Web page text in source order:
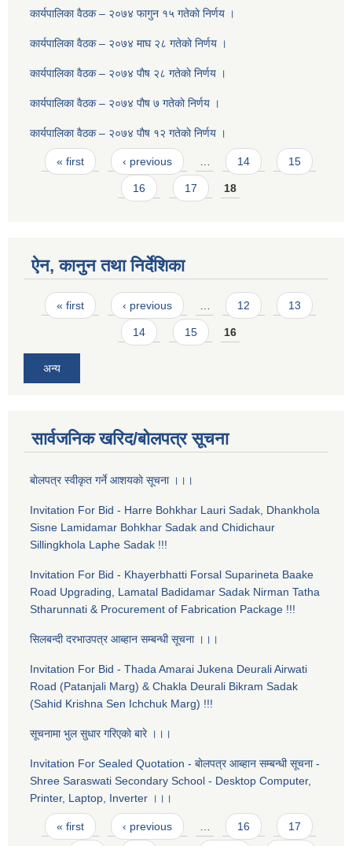
कार्यपालिका वैठक – २०७४ फागुन १५ गतेकाे निर्णय ।
कार्यपालिका वैठक – २०७४ माघ २८ गतेकाे निर्णय ।
कार्यपालिका वैठक – २०७४ पाैष २८ गतेकाे निर्णय ।
कार्यपालिका वैठक – २०७४ पाैष ७ गतेकाे निर्णय ।
कार्यपालिका वैठक – २०७४ पाैष १२ गतेकाे निर्णय ।
Pages
« first ‹ previous … 14 15
16 17 18
ऐन, कानुन तथा निर्देशिका
Pages
« first ‹ previous 12 13
14 15 16
अन्य
सार्वजनिक खरिद/बोलपत्र सूचना
बाेलपत्र स्वीकृत गर्ने आशयकाे सूचना ।।।
Invitation For Bid - Harre Bohkhar Lauri Sadak, Dhankhola
Sisne Lamidamar Bohkhar Sadak and Chidichaur
Sillingkhola Laphe Sadak !!!
Invitation For Bid - Khayerbhatti Forsal Suparineta Baake
Road Upgrading, Lamatal Badidamar Sadak Nirman Tatha
Stharunnati & Procurement of Fabrication Package !!!
सिलबन्दी दरभाउपत्र आब्हान सम्बन्धी सूचना ।।।
Invitation For Bid - Thada Amarai Jukena Deurali Airwati
Road (Patanjali Marg) & Chakla Deurali Bikram Sadak
(Sahid Krishna Sen Ichchuk Marg) !!!
सूचनामा भुल सुधार गरिएकाे बारे ।।।
Invitation For Sealed Quotation - बाेलपत्र आब्हान सम्बन्धी सूचना -
Shree Saraswati Secondary School - Desktop Computer,
Printer, Laptop, Inverter ।।।
Pages
« first ‹ previous … 16 17